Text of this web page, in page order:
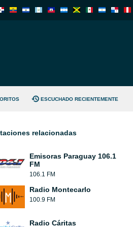
ESCUCHADO RECIENTEMENTE
relacionadas
Emisoras Paraguay 106.1
FM
106.1 FM
Radio Montecarlo
100.9 FM
Radio Cáritas